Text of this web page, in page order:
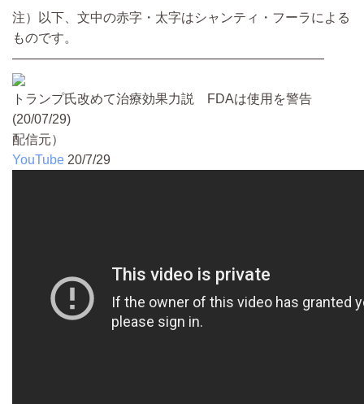
注）以下、文中の赤字・太字はシャンティ・フーラによる
ものです。
————————————————————————
トランプ氏改めて治療効果力説 FDAは使用を警告
(20/07/29)
配信元）
YouTube 20/7/29